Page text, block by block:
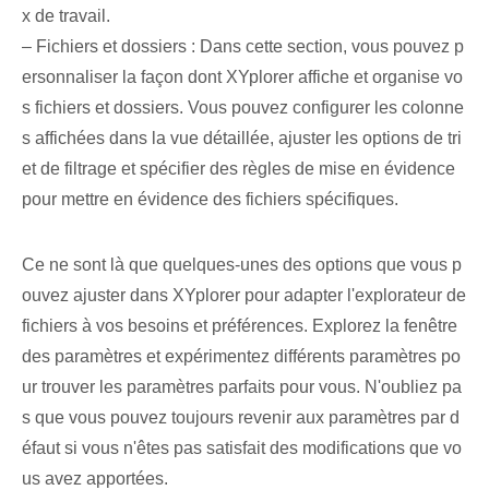
x de travail.
– Fichiers et dossiers : Dans cette section, vous pouvez p
ersonnaliser la façon dont XYplorer affiche et organise vo
s fichiers et dossiers. Vous pouvez configurer les colonne
s affichées dans la vue détaillée, ajuster les options de tri
et de filtrage et spécifier des règles de mise en évidence
pour mettre en évidence des fichiers spécifiques.
Ce ne sont là que quelques-unes des options que vous p
ouvez ajuster dans XYplorer pour adapter l'explorateur de
fichiers à vos besoins et préférences. Explorez la fenêtre
des paramètres et expérimentez différents paramètres po
ur trouver les paramètres parfaits pour vous. N'oubliez pa
s que vous pouvez toujours revenir aux paramètres par d
éfaut si vous n'êtes pas satisfait des modifications que vo
us avez apportées.